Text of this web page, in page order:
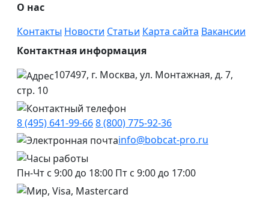
О нас
Контакты Новости Статьи Карта сайта Вакансии
Контактная информация
107497, г. Москва, ул. Монтажная, д. 7,
стр. 10
8 (495) 641-99-668 (800) 775-92-36
info@bobcat-pro.ru
Пн-Чт с 9:00 до 18:00 Пт с 9:00 до 17:00